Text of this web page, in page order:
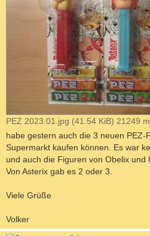
PEZ 2023.01.jpg (41.54 KiB) 21249
habe gestern auch die 3 neuen
Supermarkt kaufen können. Es war
und auch die Figuren von Obelix und
Von Asterix gab es 2 oder 3.
Viele Grüße
Volker